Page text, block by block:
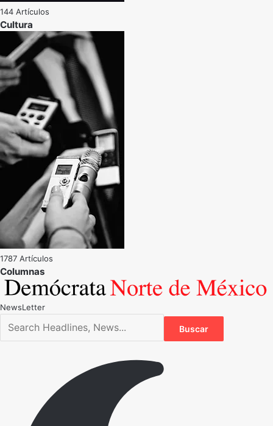
144 Artículos
Cultura
1787 Artículos
NewsLetter